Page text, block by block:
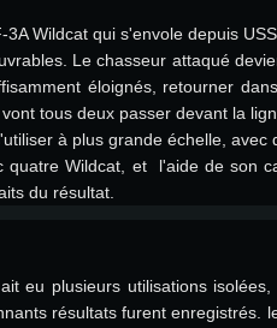
bit)
11.0 ou plus
Linux 64 bits
3A Wildcat qui s'envole depuis
Le chasseur attaqué
éloignés, retourner
tous deux passer devant la
à plus grande échelle,
quatre Wildcat, et l'aide de son
du résultat.
eu plusieurs utilisations
résultats furent enregistrés.